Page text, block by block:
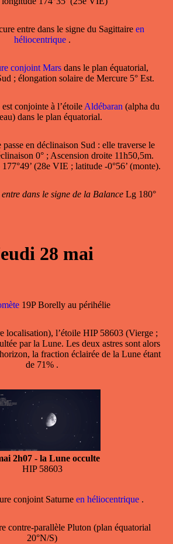
entre dans le signe du Sagittaire en
héliocentrique .
conjoint Mars dans le plan équatorial,
; élongation solaire de Mercure 5° Est.
est conjointe à l’étoileAldébaran (alpha du
dans le plan équatorial.
passe en déclinaison Sud : elle traverse le
0° ; Ascension droite 11h50,5m.
(28e VIE ; latitude -0°56’ (monte).
dans le signe de la Balance Lg 180°
28 mai
19P Borelly au périhélie
localisation), l’étoile HIP 58603 (Vierge ;
par la Lune. Les deux astres sont alors
la fraction éclairée de la Lune étant
de 71% .
2h07 - la Lune occulte
HIP 58603
conjoint Saturne en héliocentrique .
contre-parallèle Pluton (plan équatorial
20°N/S)